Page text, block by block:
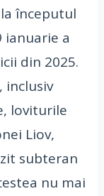
începutul
ianuarie a
din 2025.
inclusiv
loviturile
Liov,
subteran
nu mai